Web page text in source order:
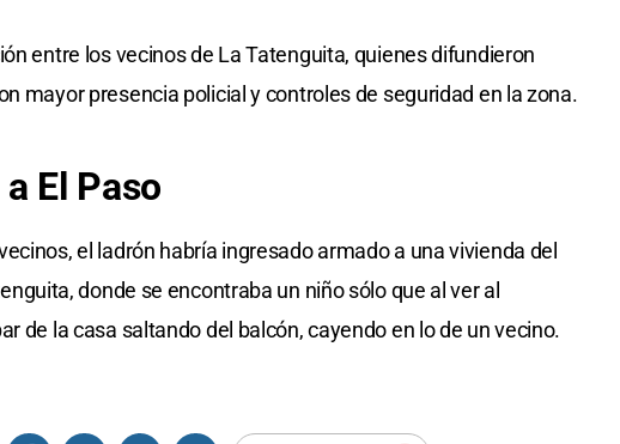
entre los vecinos de La Tatenguita, quienes difundieron
mayor presencia policial y controles de seguridad en la zona.
El Paso
el ladrón habría ingresado armado a una vivienda del
donde se encontraba un niño sólo que al ver al
de la casa saltando del balcón, cayendo en lo de un vecino.